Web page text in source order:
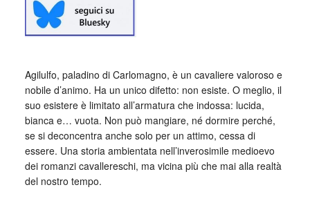
Agilulfo, paladino di Carlomagno, è un cavaliere valoroso e
nobile d’animo. Ha un unico difetto: non esiste. O meglio, il
suo esistere è limitato all’armatura che indossa: lucida,
bianca e… vuota. Non può mangiare, né dormire perché,
se si deconcentra anche solo per un attimo, cessa di
essere. Una storia ambientata nell’inverosimile medioevo
dei romanzi cavallereschi, ma vicina più che mai alla realtà
del nostro tempo.